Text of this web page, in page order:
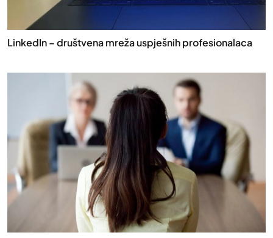
LinkedIn – društvena mreža uspješnih profesionalaca